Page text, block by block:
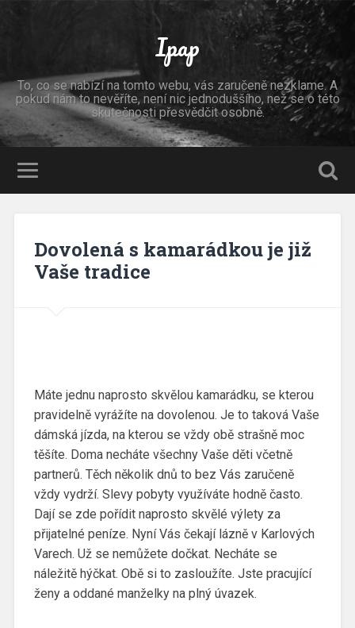
Ipap
To, co se nabízí na tomto webu, vás zaručeně nezklame. A
pokud nám to nevěříte, není nic jednoduššího, než se o této
skutečnosti přesvědčit osobně.
Dovolená s kamarádkou je již
Vaše tradice
Máte jednu naprosto skvělou kamarádku, se kterou
pravidelně vyrážíte na dovolenou. Je to taková Vaše
dámská jízda, na kterou se vždy obě strašně moc
těšíte. Doma necháte všechny Vaše děti včetně
partnerů. Těch několik dnů to bez Vás zaručeně
vždy vydrží. Slevy pobytyvyužíváte hodně často.
Dají se zde pořídit naprosto skvělé výlety za
přijatelné peníze. Nyní Vás čekají lázně v Karlových
Varech. Už se nemůžete dočkat. Necháte se
náležitě hýčkat. Obě si to zasloužíte. Jste pracující
ženy a oddané manželky na plný úvazek.